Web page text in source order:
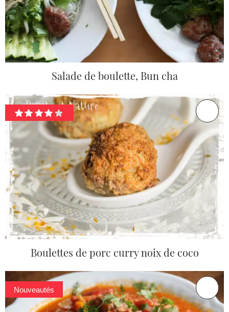
Salade de boulette, Bun cha
Boulettes de porc curry noix de coco
Nouveautés